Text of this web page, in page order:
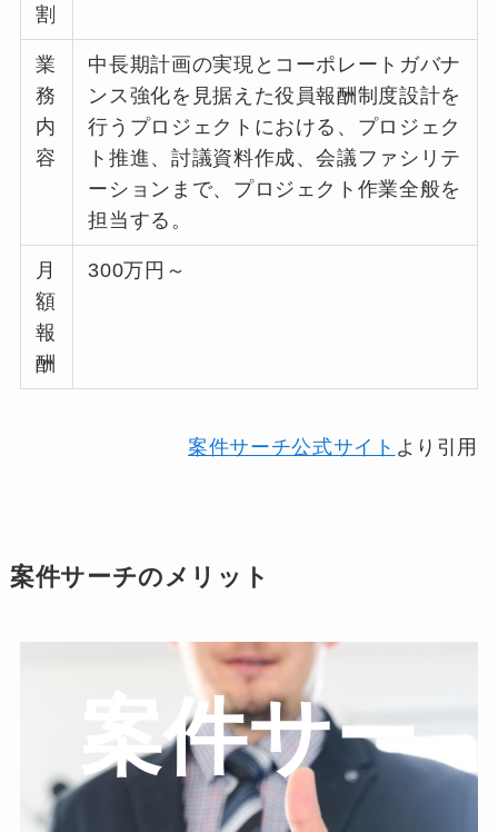
割
業
務
内
容
中長期計画の実現とコーポレートガバナ
ンス強化を見据えた役員報酬制度設計を
行うプロジェクトにおける、プロジェク
ト推進、討議資料作成、会議ファシリテ
ーションまで、プロジェクト作業全般を
担当する。
月
額
報
酬
300万円～
案件サーチ公式サイト より引用
案件サーチのメリット
案件サー